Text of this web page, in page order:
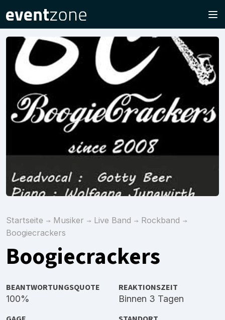
Startseite Musiker Live Band
Rockband
Boogiecrackers
Boogiecrackers
BEANTWORTUNGSQUOTE
100%
REAKTIONSZEIT
Binnen 3 Tagen